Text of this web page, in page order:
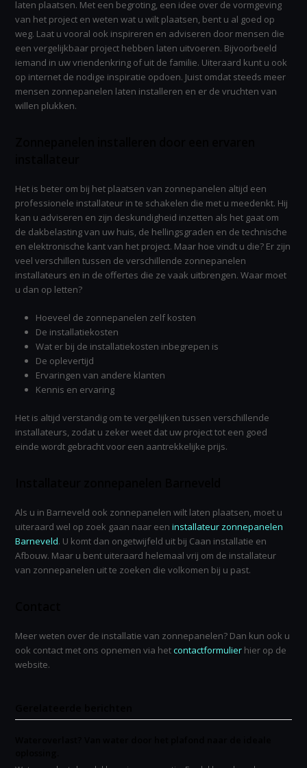
laten plaatsen. Met een begroting, een idee over de vormgeving
van het project en weten wat u wilt plaatsen, bent u al goed op
weg. Laat u vooral ook inspireren en adviseren door mensen die
een vergelijkbaar project hebben laten uitvoeren. Bijvoorbeeld
iemand in uw vriendenkring of uit de familie. Uiteraard kunt u ook
op internet de nodige inspiratie opdoen. Juist omdat steeds meer
mensen zonnepanelen laten installeren en er de vruchten van
willen plukken.
Het is beter om bij het plaatsen van zonnepanelen altijd een
professionele installateur in te schakelen die met u meedenkt. Hij
kan u adviseren en zijn deskundigheid inzetten als het gaat om
de dakbelasting van uw huis, de hellingsgraden en de technische
en elektronische kant van het project. Maar hoe vindt u die? Er zijn
veel verschillen tussen de verschillende zonnepanelen
installateurs en in de offertes die ze vaak uitbrengen. Waar moet
u dan op letten?
Hoeveel de zonnepanelen zelf kosten
De installatiekosten
Wat er bij de installatiekosten inbegrepen is
De oplevertijd
Ervaringen van andere klanten
Kennis en ervaring
Het is altijd verstandig om te vergelijken tussen verschillende
installateurs, zodat u zeker weet dat uw project tot een goed
einde wordt gebracht voor een aantrekkelijke prijs.
Als u in Barneveld ook zonnepanelen wilt laten plaatsen, moet u
uiteraard wel op zoek gaan naar eeninstallateur zonnepanelen
Barneveld. U komt dan ongetwijfeld uit bij Caan installatie en
Afbouw. Maar u bent uiteraard helemaal vrij om de installateur
van zonnepanelen uit te zoeken die volkomen bij u past.
Meer weten over de installatie van zonnepanelen? Dan kun ook u
ook contact met ons opnemen via hetcontactformulier hier op de
website.